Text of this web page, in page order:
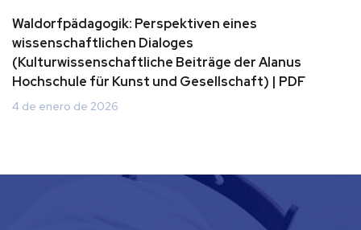
Waldorfpädagogik: Perspektiven eines
wissenschaftlichen Dialoges
(Kulturwissenschaftliche Beiträge der Alanus
Hochschule für Kunst und Gesellschaft) | PDF
4 de enero de 2026